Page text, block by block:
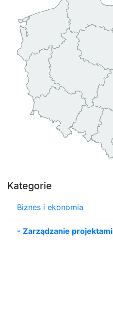
Kategorie
Biznes i ekonomia
- Zarządzanie projektami